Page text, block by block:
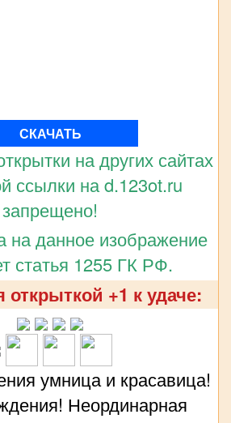
СКАЧАТЬ
на других сайтах
ссылки на d.123ot.ru
запрещено!
на данное изображение
статья 1255 ГК РФ.
+1 к удаче:
умница и красавица!
Неординарная